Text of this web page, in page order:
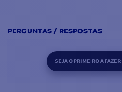
PERGUNTAS / RESPOSTAS
SEJA O PRIMEIRO A